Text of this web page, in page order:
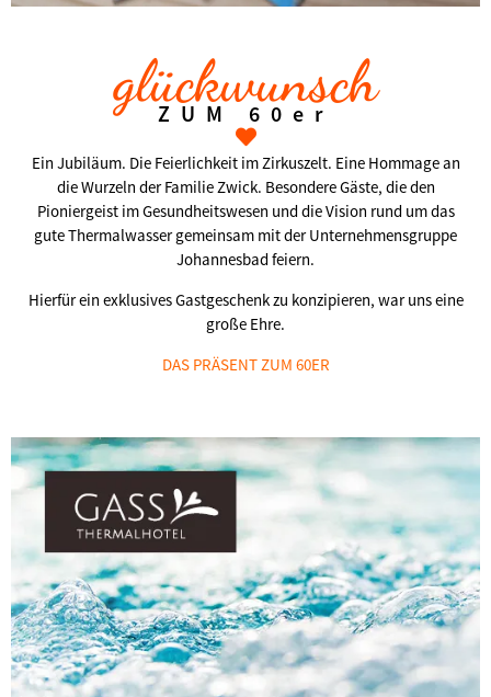
glückwunsch
ZUM 60er
Ein Jubiläum. Die Feierlichkeit im Zirkuszelt. Eine Hommage an
die Wurzeln der Familie Zwick. Besondere Gäste, die den
Pioniergeist im Gesundheitswesen und die Vision rund um das
gute Thermalwasser gemeinsam mit der Unternehmensgruppe
Johannesbad feiern.
Hierfür ein exklusives Gastgeschenk zu konzipieren, war uns eine
große Ehre.
DAS PRÄSENT ZUM 60ER